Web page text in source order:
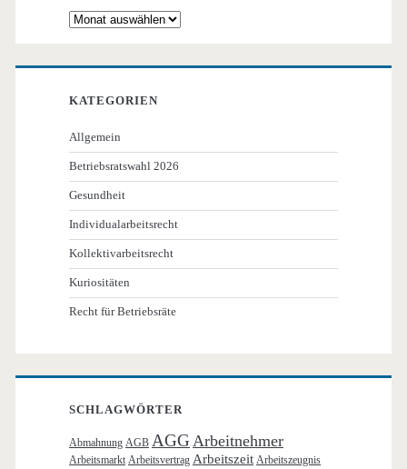
Archiv
KATEGORIEN
Allgemein
Betriebsratswahl 2026
Gesundheit
Individualarbeitsrecht
Kollektivarbeitsrecht
Kuriositäten
Recht für Betriebsräte
SCHLAGWÖRTER
Abmahnung AGB AGG Arbeitnehmer
Arbeitsmarkt Arbeitsvertrag Arbeitszeit Arbeitszeugnis